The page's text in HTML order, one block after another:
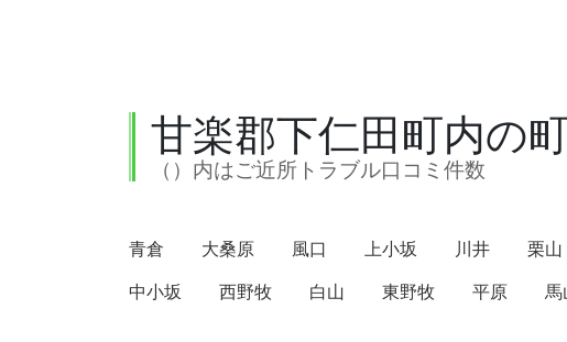
甘楽郡下仁田町内の
（）内はご近所トラブル口コミ件数
青倉 大桑原 風口 上小坂 川井 栗山
中小坂
西野牧 白山 東野牧 平原 馬